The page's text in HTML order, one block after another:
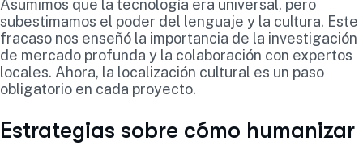
Asumimos que la tecnología era universal, pero
subestimamos el poder del lenguaje y la cultura. Este
fracaso nos enseñó la importancia de la investigación
de mercado profunda y la colaboración con expertos
locales. Ahora, la localización cultural es un paso
obligatorio en cada proyecto.
Estrategias sobre cómo humanizar